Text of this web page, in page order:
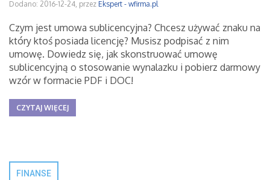
Dodano: 2016-12-24, przez Ekspert - wfirma.pl
Czym jest umowa sublicencyjna? Chcesz używać znaku na
który ktoś posiada licencję? Musisz podpisać z nim
umowę. Dowiedz się, jak skonstruować umowę
sublicencyjną o stosowanie wynalazku i pobierz darmowy
wzór w formacie PDF i DOC!
CZYTAJ WIĘCEJ
FINANSE